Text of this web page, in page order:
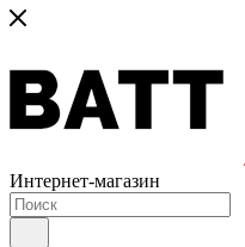
Интернет-магазин